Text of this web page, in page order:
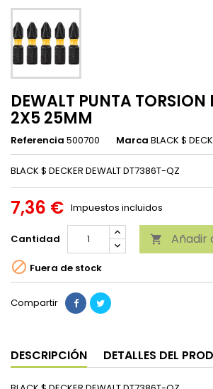
DEWALT PUNTA
2X5 25MM
Referencia 500700 Marca BLACK $
BLACK $ DECKER DEWALT DT7386T-QZ
7,36 € Impuestos incluidos
Cantidad  Añadir
 Fuera de stock
Compartir
DESCRIPCIÓN DETALLES DEL